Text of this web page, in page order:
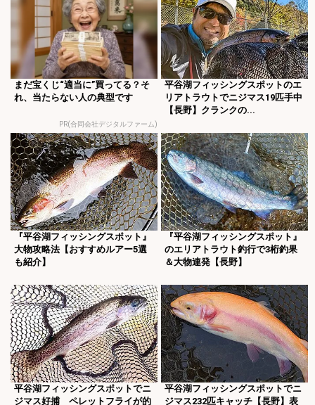
まだ宝くじ“適当に”買ってる？そ
れ、当たらない人の典型です
PR(合同会社デジタルファーム)
平谷湖フィッシングスポットのエ
リアトラウトでニジマス19匹手中
【長野】クランクの...
『平谷湖フィッシングスポット』
大物攻略法【おすすめルアー5選
も紹介】
『平谷湖フィッシングスポット』
のエリアトラウト釣行で3桁釣果
＆大物連発【長野】
平谷湖フィッシングスポットでニ
ジマス好捕 ペレットフライが的
平谷湖フィッシングスポットでニ
ジマス232匹キャッチ【長野】表